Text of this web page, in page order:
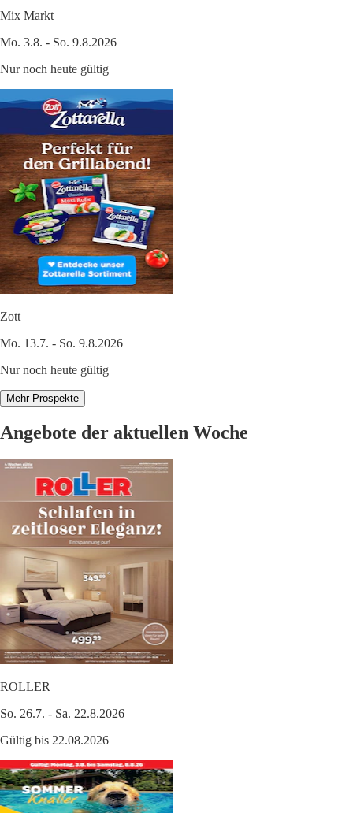
Mix Markt
Mo. 3.8. - So. 9.8.2026
Nur noch heute gültig
Zott
Mo. 13.7. - So. 9.8.2026
Nur noch heute gültig
Mehr Prospekte
Angebote der aktuellen Woche
ROLLER
So. 26.7. - Sa. 22.8.2026
Gültig bis 22.08.2026